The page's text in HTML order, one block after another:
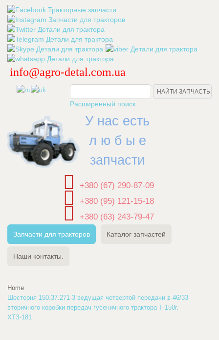
info@agro-detal.com.ua
Расширенный поиск
У нас есть
л ю б ы е
запчасти
+380 (67) 290-87-09
+380 (95) 121-15-18
+380 (63) 243-79-47
Запчасти для тракторов Каталог запчастей
Наши контакты.
Home
Шестерня 150.37.271-3 ведущая четвертой передачи z-46/33
вторичного коробки передач гусеничного трактора Т-150г,
ХТЗ-181